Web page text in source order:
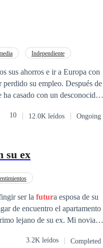
of the Moon Goddess ----
Independiente
sus ahorros e ir a Europa con
perdido su empleo. Después de
casado con un desconocido.
a reina de un país que
10 12.0K leídos Ongoing
su ex
ser la futura esposa de su
de encuentro el apartamento
lejano de su ex. Mi novia
que yo la
3.2K leídos Completed